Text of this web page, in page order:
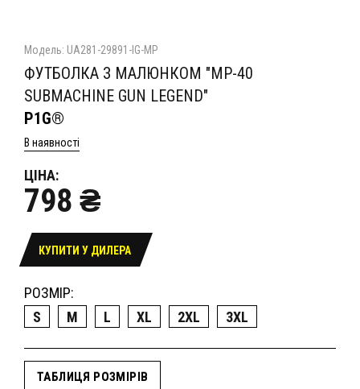
Модель: UA281-29891-IG-MP
ФУТБОЛКА З МАЛЮНКОМ "MP-40
SUBMACHINE GUN LEGEND"
P1G®
В наявності
ЦІНА:
798 ₴
КУПИТИ У ДИЛЕРА
РОЗМІР:
S
M L XL 2XL 3XL
ТАБЛИЦЯ РОЗМІРІВ